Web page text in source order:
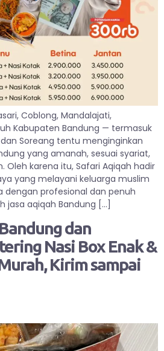
Coblong, Mandalajati,
Kabupaten Bandung — termasuk
Soreang tentu menginginkan
yang amanah, sesuai syariat,
Oleh karena itu, Safari Aqiqah hadir
yang melayani keluarga muslim
dengan profesional dan penuh
jasa aqiqah Bandung […]
dan
Nasi Box Enak &
Kirim sampai